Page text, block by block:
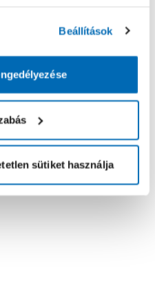
Beállítások
sütiket használja